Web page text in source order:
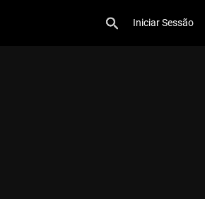
Iniciar Sessão